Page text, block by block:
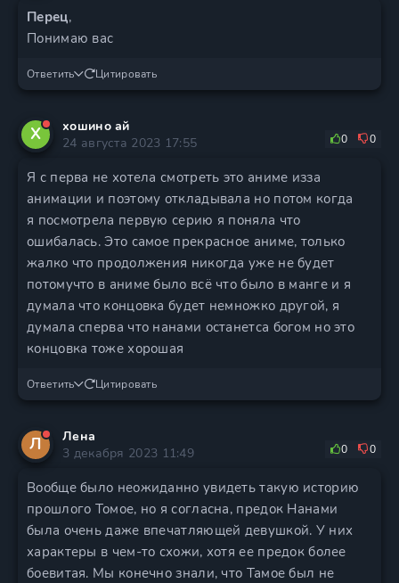
Перец,
Понимаю вас
Ответить Цитировать
Х
хошино ай
24 августа 2023 17:55
0 0
Я с перва не хотела смотреть это аниме изза
анимации и поэтому откладывала но потом когда
я посмотрела первую серию я поняла что
ошибалась. Это самое прекрасное аниме, только
жалко что продолжения никогда уже не будет
потомучто в аниме было всё что было в манге и я
думала что концовка будет немножко другой, я
думала сперва что нанами останетса богом но это
концовка тоже хорошая
Ответить Цитировать
Л
Лена
3 декабря 2023 11:49
0 0
Вообще было неожиданно увидеть такую историю
прошлого Томое, но я согласна, предок Нанами
была очень даже впечатляющей девушкой. У них
характеры в чем-то схожи, хотя ее предок более
боевитая. Мы конечно знали, что Тамое был не